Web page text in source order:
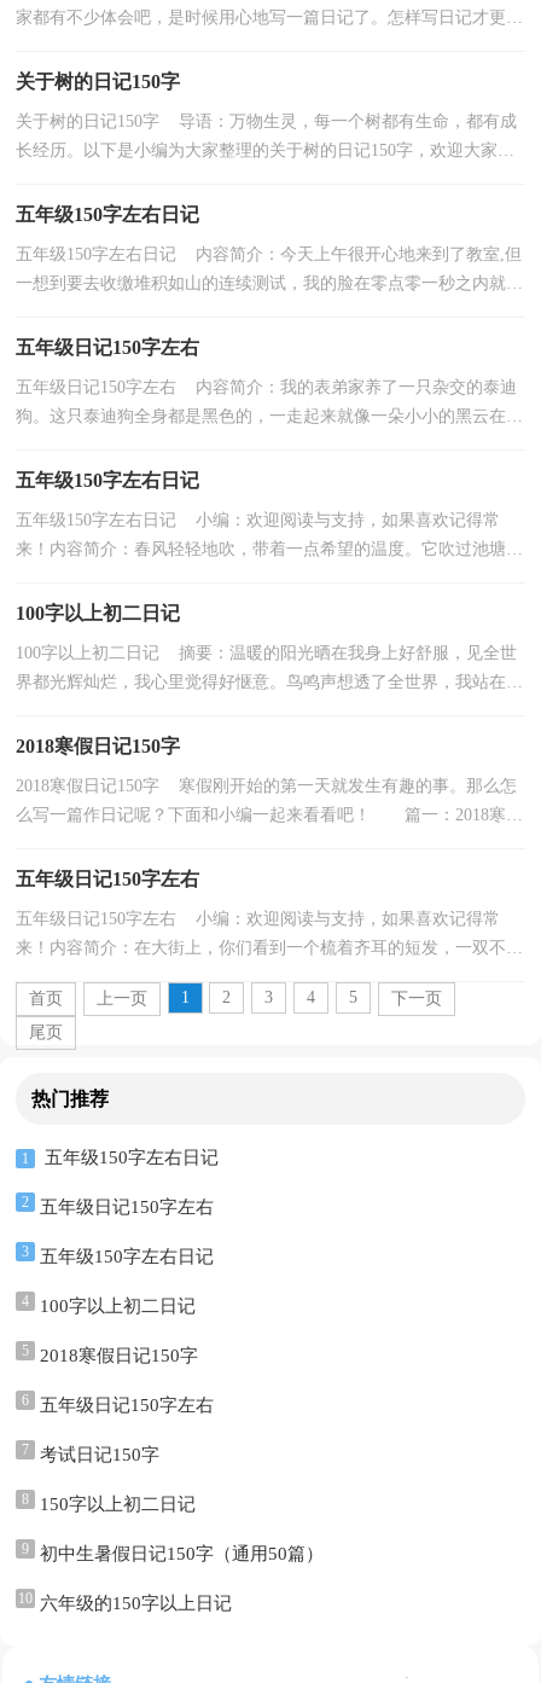
家都有不少体会吧，是时候用心地写一篇日记了。怎样写日记才更能
关于树的日记150字
关于树的日记150字 导语：万物生灵，每一个树都有生命，都有成
长经历。以下是小编为大家整理的关于树的日记150字，欢迎大家阅
五年级150字左右日记
五年级150字左右日记 内容简介：今天上午很开心地来到了教室,但
一想到要去收缴堆积如山的连续测试，我的脸在零点零一秒之内就变
五年级日记150字左右
五年级日记150字左右 内容简介：我的表弟家养了一只杂交的泰迪
狗。这只泰迪狗全身都是黑色的，一走起来就像一朵小小的黑云在移
五年级150字左右日记
五年级150字左右日记 小编：欢迎阅读与支持，如果喜欢记得常
来！内容简介：春风轻轻地吹，带着一点希望的温度。它吹过池塘，
100字以上初二日记
100字以上初二日记 摘要：温暖的阳光晒在我身上好舒服，见全世
界都光辉灿烂，我心里觉得好惬意。鸟鸣声想透了全世界，我站在窗
2018寒假日记150字
2018寒假日记150字 寒假刚开始的第一天就发生有趣的事。那么怎
么写一篇作日记呢？下面和小编一起来看看吧！ 篇一：2018寒假
五年级日记150字左右
五年级日记150字左右 小编：欢迎阅读与支持，如果喜欢记得常
来！内容简介：在大街上，你们看到一个梳着齐耳的短发，一双不大
首页
上一页 1 2 3 4 5
下一页
尾页
热门推荐
1 五年级150字左右日记
2 五年级日记150字左右
3 五年级150字左右日记
4 100字以上初二日记
5 2018寒假日记150字
6 五年级日记150字左右
7 考试日记150字
8 150字以上初二日记
9 初中生暑假日记150字（通用50篇）
10 六年级的150字以上日记